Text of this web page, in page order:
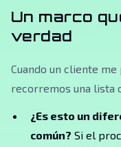
Un marco
verdad
Cuando un cliente
recorremos una lista
¿Es esto un
común? Si el